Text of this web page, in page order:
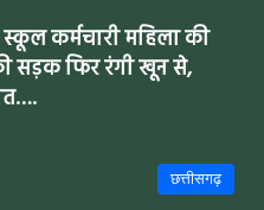
कर्मचारी महिला की
सड़क फिर रंगी खून से,
छत्तीसगढ़